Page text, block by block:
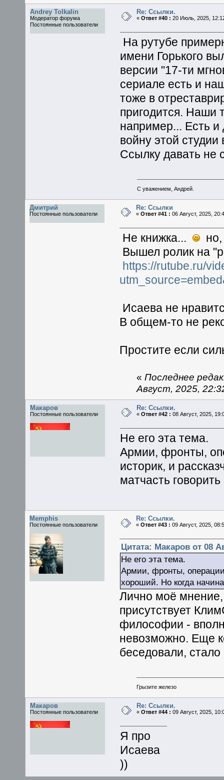
Andrey Tolkalin
Модератор форума
Постоянные пользователи
Re: Ссылки.
« Ответ #40 : 20 Июль, 2025,
На рутубе
имени Горького
версии "17-ти
сериале есть и
тоже в
пригодится. Наши
например... Есть
войну этой студии
Ссылку давать не
С уважением, Андрей.
Дмитрий
Постоянные пользователи
Re: Ссылки
« Ответ #41 : 06 Август, 2025,
Не книжка...
но,
Вышел ролик на
https://rutube.ru/
Исаева не
В общем-то не
Простите если
« Последнее
Август, 2025,
Макаров
Постоянные пользователи
Re: Ссылки.
« Ответ #42 : 08 Август, 2025,
Не его эта тема.
Армии, фронты,
историк, и
матчасть говорить
Memphis
Постоянные пользователи
Re: Ссылки.
« Ответ #43 : 09 Август, 2025,
Цитата: Макаров от 08
Не его эта тема.
Армии, фронты, операции
хороший. Но когда
Лично моё мнение,
присутствует
философии -
невозможно. Еще
беседовали,
Грызите железо
Макаров
Постоянные пользователи
Re: Ссылки.
« Ответ #44 : 09 Август, 2025,
Я про
Исаева
))